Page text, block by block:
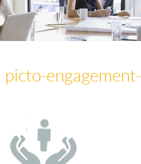
picto-